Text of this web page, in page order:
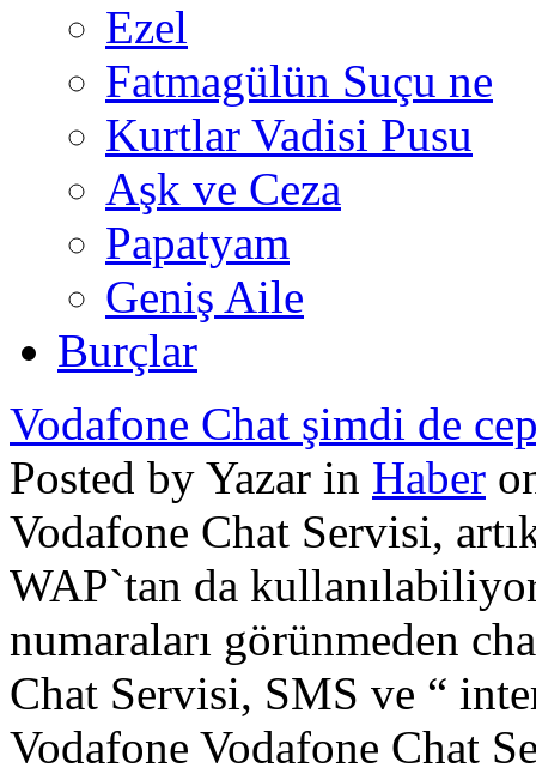
Ezel
Fatmagülün Suçu ne
Kurtlar Vadisi Pusu
Aşk ve Ceza
Papatyam
Geniş Aile
Burçlar
Vodafone Chat şimdi de
Posted by Yazar in Haber
Vodafone Chat Servisi,
WAP`tan da
numaraları görünmeden
Chat Servisi, SMS ve “
Vodafone Vodafone Chat